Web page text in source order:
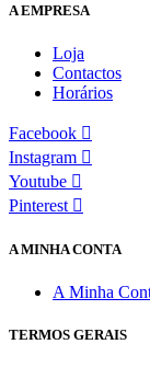
A EMPRESA
Loja
Contactos
Horários
Facebook
Instagram
Youtube
Pinterest
A MINHA CONTA
A Minha
TERMOS GERAIS